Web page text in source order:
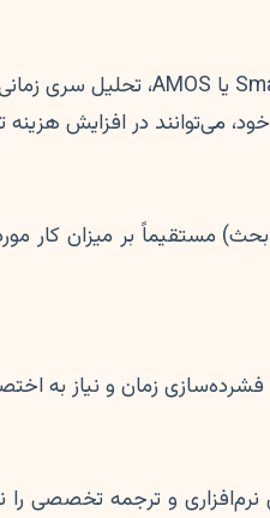
در افزایش هزینه
مستقیماً بر میزان کار
فشرده‌سازی زمان و نیاز به
و ترجمه تخصصی را